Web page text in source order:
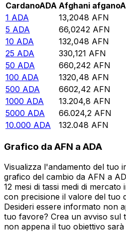
CardanoADA Afghani afgano
1 ADA 13,2048 AFN
5 ADA 66,0242 AFN
10 ADA 132,048 AFN
25 ADA 330,121 AFN
50 ADA 660,242 AFN
100 ADA 1320,48 AFN
500 ADA 6602,42 AFN
1000 ADA 13.204,8 AFN
5000 ADA 66.024,2 AFN
10.000 ADA 132.048 AFN
Grafico da AFN a ADA
Visualizza l'andamento del tuo
grafico del cambio da AFN a
12 mesi di tassi medi di
con precisione il valore del tuo
Desideri essere informato non
tuo favore? Crea un avviso sul
non appena il tuo obiettivo sarà